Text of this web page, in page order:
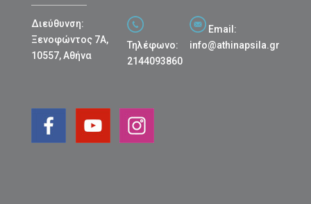
Διεύθυνση:
Ξενοφώντος 7Α,
10557, Αθήνα
Τηλέφωνο:
2144093860
Email:
info@athinapsila.gr